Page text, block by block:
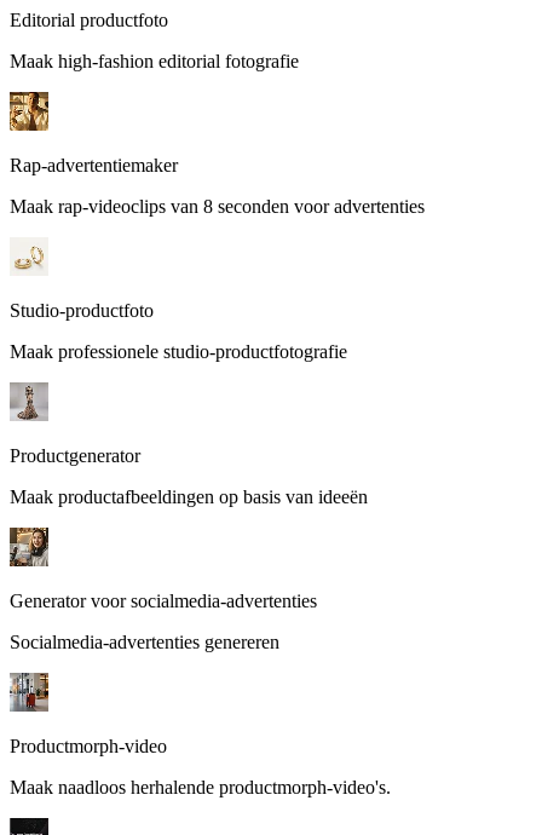
Editorial productfoto
Maak high-fashion editorial fotografie
Rap-advertentiemaker
Maak rap-videoclips van 8 seconden voor advertenties
Studio-productfoto
Maak professionele studio-productfotografie
Productgenerator
Maak productafbeeldingen op basis van ideeën
Generator voor socialmedia-advertenties
Socialmedia-advertenties genereren
Productmorph-video
Maak naadloos herhalende productmorph-video's.